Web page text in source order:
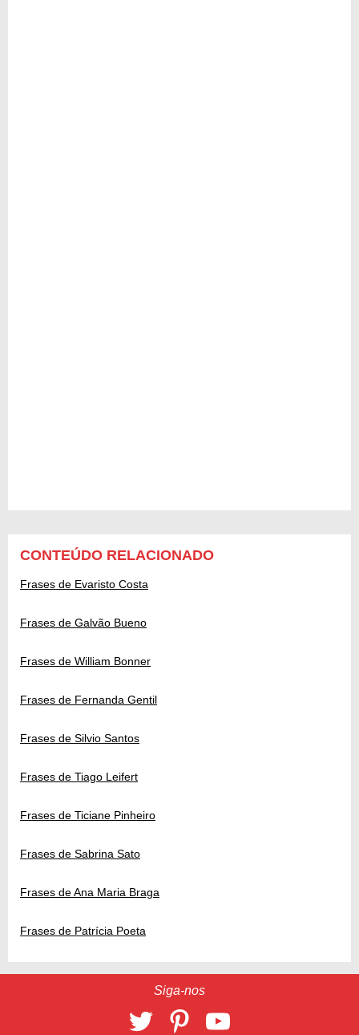
CONTEÚDO RELACIONADO
Frases de Evaristo Costa
Frases de Galvão Bueno
Frases de William Bonner
Frases de Fernanda Gentil
Frases de Silvio Santos
Frases de Tiago Leifert
Frases de Ticiane Pinheiro
Frases de Sabrina Sato
Frases de Ana Maria Braga
Frases de Patrícia Poeta
Siga-nos